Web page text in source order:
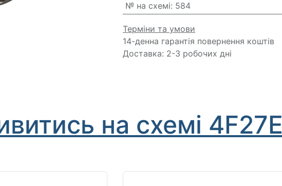
№ на схемі: 584
Терміни та умови
14-денна гарантія повернення коштів
Доставка: 2-3 робочих дні
на схемі 4F27E